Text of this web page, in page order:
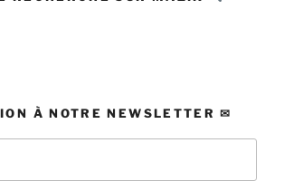
À NOTRE NEWSLETTER ✉